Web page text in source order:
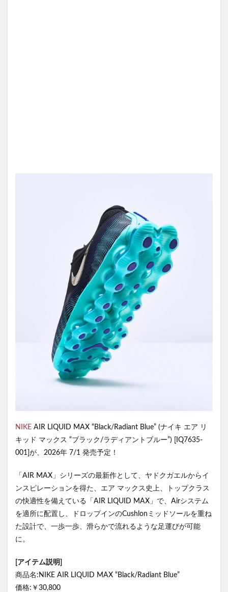
NIKE AIR LIQUID MAX “Black/Radiant Blue” (ナイキ エア リ
キッド マックス “ブラック/ラディアントブルー”) [IQ7635-
001]が、2026年 7/1 発売予定！
「AIR MAX」シリーズの最新作として、ヤドクガエルからイ
ンスピレーションを得た、エア マックス史上、トップクラス
の快適性を備えている「AIR LIQUID MAX」で、Airシステム
を適所に配置し、ドロップインのCushlonミッドソールを重ね
た設計で、一歩一歩、滑らかで流れるような足運びが可能
に。
[アイテム説明]
商品名:NIKE AIR LIQUID MAX “Black/Radiant Blue”
価格:￥30,800